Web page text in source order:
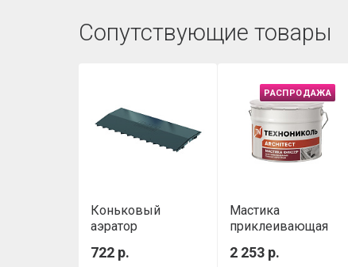
Сопутствующие товары
Коньковый
аэратор
722 р.
РАСПРОДАЖА
Мастика
приклеивающая
3,6 кг
2 253 р.